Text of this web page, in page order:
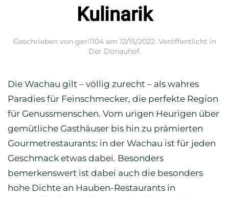
Kulinarik
Geschrieben von geri1104am 12/15/2022. Veröffentlicht in
Der Donauhof.
Die Wachau gilt – völlig zurecht – als wahres
Paradies für Feinschmecker, die perfekte Region
für Genussmenschen. Vom urigen Heurigen über
gemütliche Gasthäuser bis hin zu prämierten
Gourmetrestaurants: in der Wachau ist für jeden
Geschmack etwas dabei. Besonders
bemerkenswert ist dabei auch die besonders
hohe Dichte an Hauben-Restaurants in